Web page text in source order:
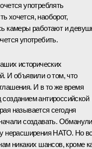
употреблять
хочется, наоборот,
камеры работают и
употребить.
исторических
И объявили о том, что
И в то же время
антироссийской
называется сегодня
создавать. Обманули
нерасширения НАТО. Но
никаких шансов, кроме